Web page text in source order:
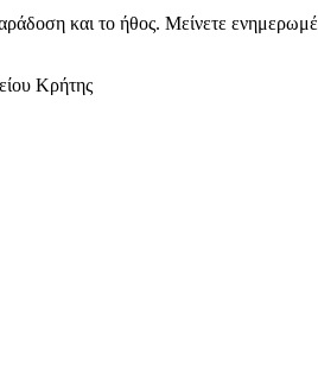
και το ήθος. Μείνετε
Κρήτης